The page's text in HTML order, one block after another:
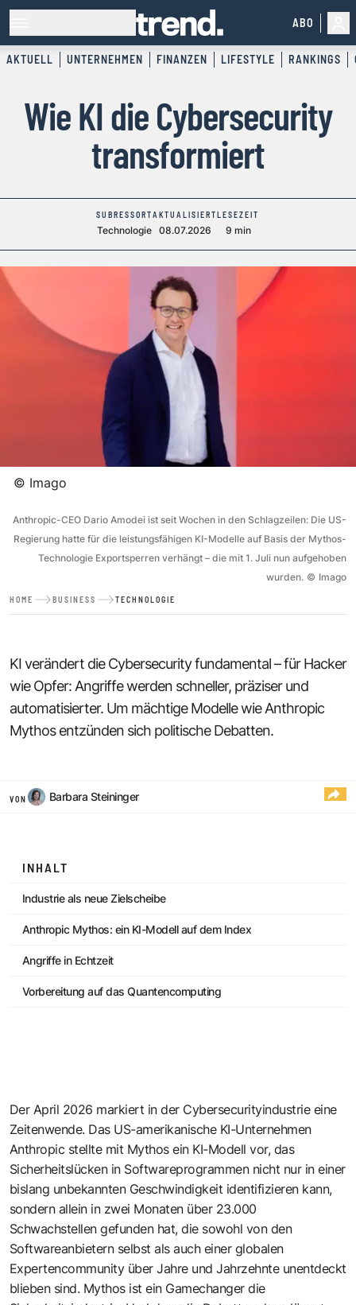
ABO
AKTUELL UNTERNEHMEN FINANZEN LIFESTYLE RANKINGS
Wie KI die Cybersecurity
transformiert
SUBRESSORT
Technologie
AKTUALISIERT
08.07.2026
LESEZEIT
9 min
© Imago
Anthropic-CEO Dario Amodei ist seit Wochen in den Schlagzeilen: Die US-
Regierung hatte für die leistungsfähigen KI-Modelle auf Basis der Mythos-
Technologie Exportsperren verhängt – die mit 1. Juli nun aufgehoben
wurden. © Imago
HOME BUSINESS TECHNOLOGIE
KI verändert die Cybersecurity fundamental – für Hacker
wie Opfer: Angriffe werden schneller, präziser und
automatisierter. Um mächtige Modelle wie Anthropic
Mythos entzünden sich politische Debatten.
VON Barbara Steininger
INHALT
Industrie als neue Zielscheibe
Anthropic Mythos: ein KI-Modell auf dem Index
Angriffe in Echtzeit
Vorbereitung auf das Quantencomputing
Der April 2026 markiert in der Cybersecurityindustrie eine
Zeitenwende. Das US-amerikanische KI-Unternehmen
Anthropic stellte mit Mythos ein KI-Modell vor, das
Sicherheitslücken in Softwareprogrammen nicht nur in einer
bislang unbekannten Geschwindigkeit identifizieren kann,
sondern allein in zwei Monaten über 23.000
Schwachstellen gefunden hat, die sowohl von den
Softwareanbietern selbst als auch einer globalen
Expertencommunity über Jahre und Jahrzehnte unentdeckt
blieben sind. Mythos ist ein Gamechanger die